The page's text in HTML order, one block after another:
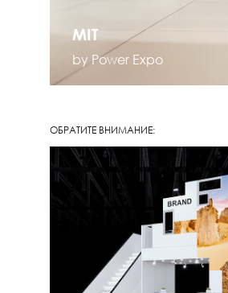
MIT
by Power Expo
ОБРАТИТЕ ВНИМАНИЕ: